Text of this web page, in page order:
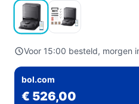
Voor 15:00 besteld, morgen
bol.com
€ 526,00